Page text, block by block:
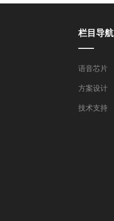
栏目导航
语音芯片
方案设计
技术支持